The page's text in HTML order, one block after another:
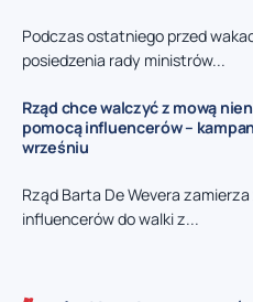
Podczas ostatniego przed
posiedzenia rady ministrów...
Rząd chce walczyć z mową
pomocą influencerów –
wrześniu
Rząd Barta De Wevera
influencerów do walki z...